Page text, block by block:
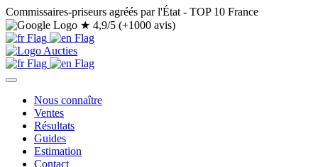
Commissaires-priseurs agréés par l'État - TOP 10 France
★ 4,9/5 (+1000 avis)
Nous connaître
Ventes
Résultats
Guides
Estimation
Contact